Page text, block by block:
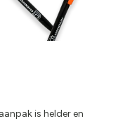
is helder en